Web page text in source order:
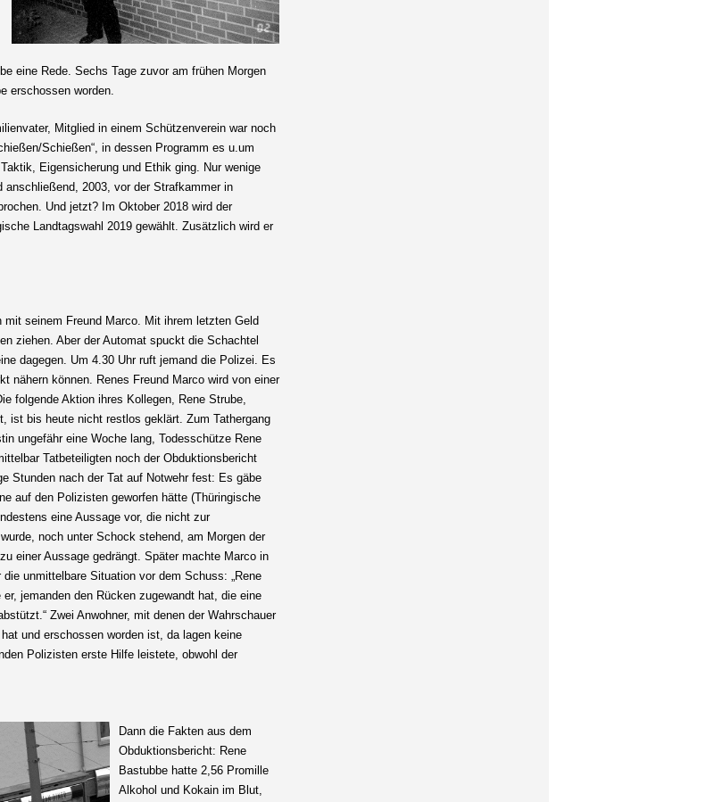
eine Rede. Sechs Tage zuvor am frühen Morgen
erschossen worden.
Mitglied in einem Schützenverein war noch
Schießen“, in dessen Programm es u.um
Eigensicherung und Ethik ging. Nur wenige
2003, vor der Strafkammer in
Und jetzt? Im Oktober 2018 wird der
Landtagswahl 2019 gewählt. Zusätzlich wird er
seinem Freund Marco. Mit ihrem letzten Geld
ziehen. Aber der Automat spuckt die Schachtel
dagegen. Um 4.30 Uhr ruft jemand die Polizei. Es
nähern können. Renes Freund Marco wird von einer
folgende Aktion ihres Kollegen, Rene Strube,
ist bis heute nicht restlos geklärt. Zum Tathergang
ungefähr eine Woche lang, Todesschütze Rene
Tatbeteiligten noch der Obduktionsbericht
Stunden nach der Tat auf Notwehr fest: Es gäbe
auf den Polizisten geworfen hätte (Thüringische
eine Aussage vor, die nicht zur
noch unter Schock stehend, am Morgen der
einer Aussage gedrängt. Später machte Marco in
unmittelbare Situation vor dem Schuss: „Rene
jemanden den Rücken zugewandt hat, die eine
Zwei Anwohner, mit denen der Wahrschauer
und erschossen worden ist, da lagen keine
Polizisten erste Hilfe leistete, obwohl der
Dann die Fakten aus dem
Obduktionsbericht: Rene
Bastubbe hatte 2,56 Promille
Alkohol und Kokain im Blut,